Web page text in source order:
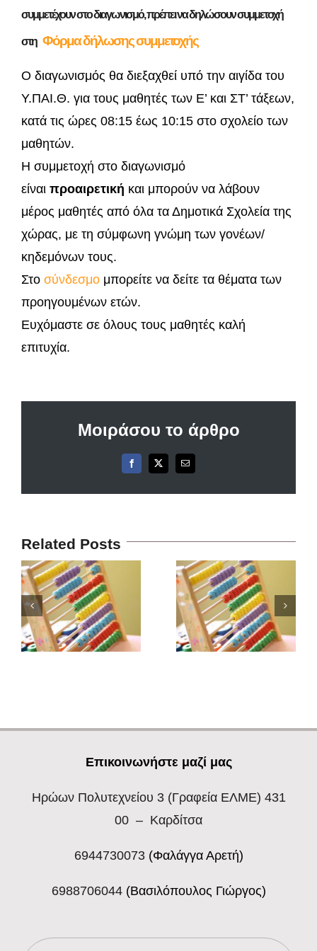
συμμετέχουν στο διαγωνισμό, πρέπει να δηλώσουν συμμετοχή
στη Φόρμα δήλωσης συμμετοχής
Ο διαγωνισμός θα διεξαχθεί υπό την αιγίδα του
Υ.ΠΑΙ.Θ. για τους μαθητές των Ε’ και ΣΤ’ τάξεων,
κατά τις ώρες 08:15 έως 10:15 στο σχολείο των
μαθητών.
Η συμμετοχή στο διαγωνισμό
είναι προαιρετική και μπορούν να λάβουν
μέρος μαθητές από όλα τα Δημοτικά Σχολεία της
χώρας, με τη σύμφωνη γνώμη των γονέων/
κηδεμόνων τους.
Στο σύνδεσμο μπορείτε να δείτε τα θέματα των
προηγουμένων ετών.
Ευχόμαστε σε όλους τους μαθητές καλή
επιτυχία.
Μοιράσου το άρθρο
Facebook
X Email
Related Posts
Επικοινωνήστε μαζί μας
Ηρώων Πολυτεχνείου 3(Γραφεία ΕΛΜΕ) 431
00 – Καρδίτσα
6944730073(Φαλάγγα Αρετή)
6988706044(Βασιλόπουλος Γιώργος)